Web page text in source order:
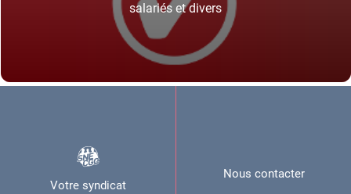
salariés et divers
Votre syndicat
Nous contacter